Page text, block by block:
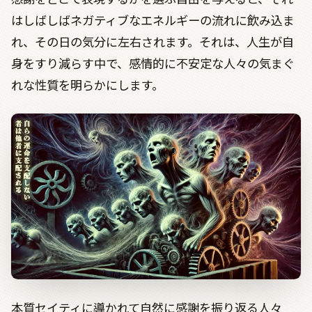
はしばしばネガティブなエネルギーの流れに飲み込ま
れ、その日の気分に左右されます。それは、人生が自
身をすり減らす中で、感情的に不安定な人々の気まぐ
れな性質を明らかにします。
本質セイティに導かれて自然に感謝を振り返る人々